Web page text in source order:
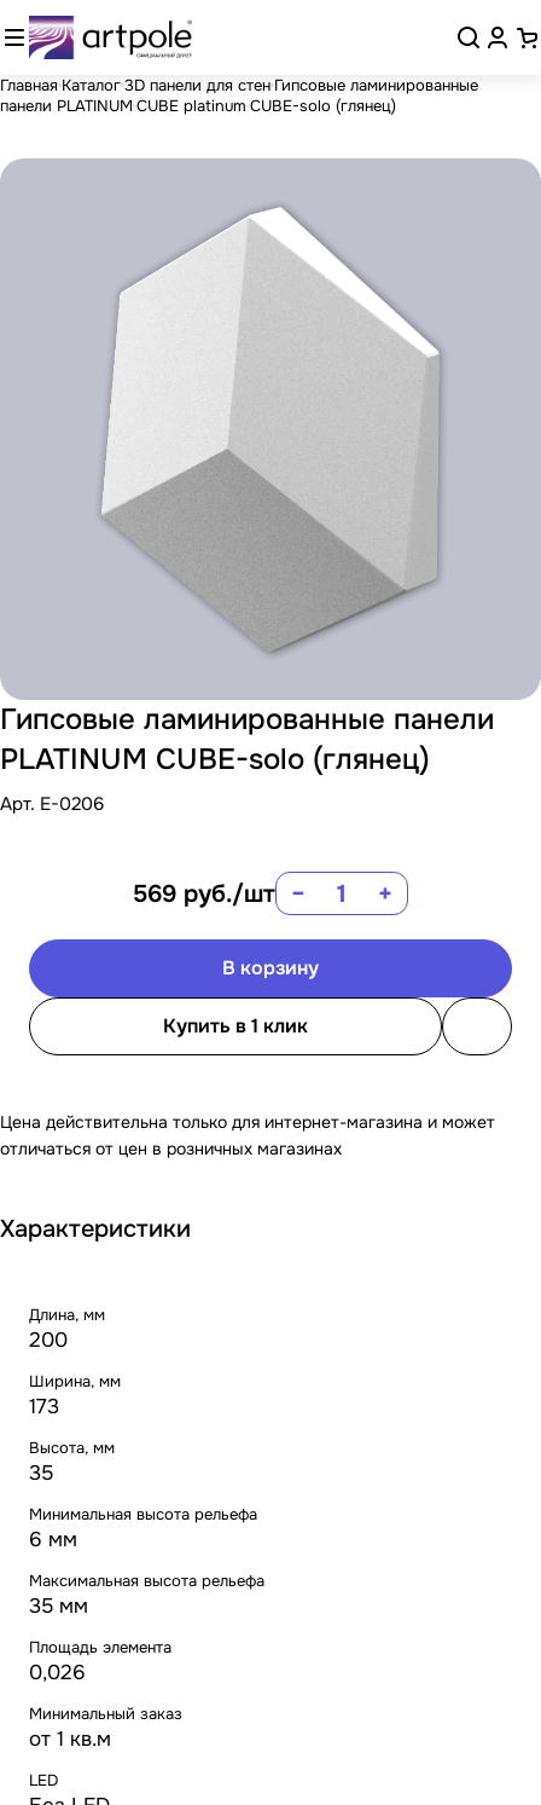
Главная Каталог3D панели для стен Гипсовые ламинированные
панели PLATINUM CUBE platinum CUBE-solo (глянец)
Гипсовые ламинированные панели
PLATINUM CUBE-solo (глянец)
Арт. E-0206
569 руб./шт − +
В корзину
Купить в 1 клик
Цена действительна только для интернет-магазина и может
отличаться от цен в розничных магазинах
Характеристики
Длина, мм
200
Ширина, мм
173
Высота, мм
35
Минимальная высота рельефа
6 мм
Максимальная высота рельефа
35 мм
Площадь элемента
0,026
Минимальный заказ
от 1 кв.м
LED